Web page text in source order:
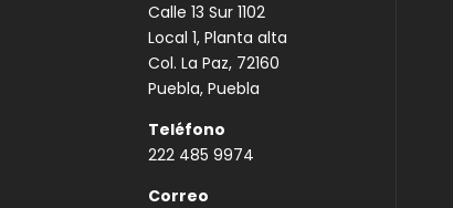
Calle 13 Sur 1102
Local 1, Planta alta
Col. La Paz, 72160
Puebla, Puebla
Teléfono
222 485 9974
Correo